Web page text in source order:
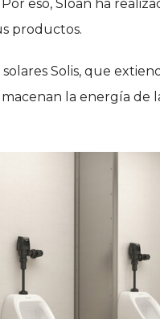
eso, Sloan ha
productos.
Solis, que
la energía